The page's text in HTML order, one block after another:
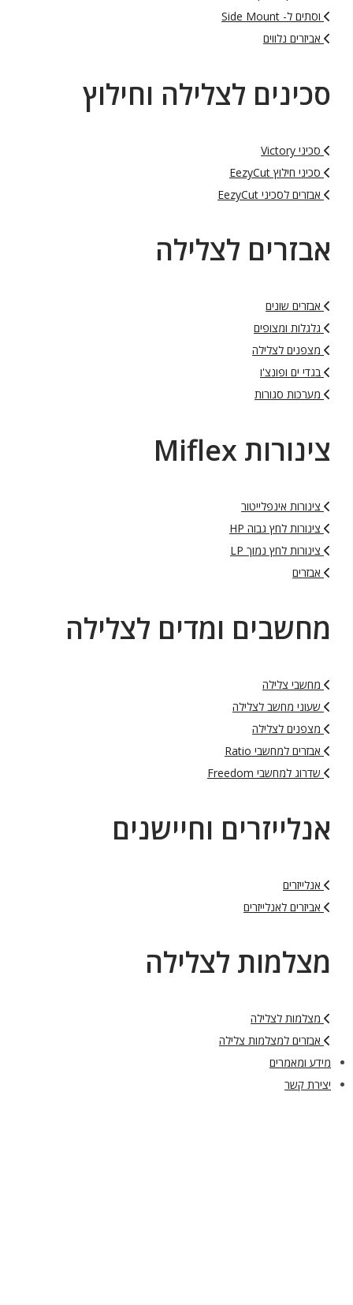
וסתים ל- Side Mount
אביזרים נלווים
סכינים לצלילה וחילוץ
סכיני Victory
סכיני חילוץ EezyCut
אבזרים לסכיני EezyCut
אבזרים לצלילה
אבזרים שונים
גלגלות ומצופים
מצפנים לצלילה
בגדי ים ופונצ'ו
מערכות סגורות
צינורות Miflex
צינורות אינפלייטור
צינורות לחץ גבוה HP
צינורות לחץ נמוך LP
אבזרים
מחשבים ומדים לצלילה
מחשבי צלילה
שעוני מחשב לצלילה
מצפנים לצלילה
אבזרים למחשבי Ratio
שדרוג למחשבי Freedom
אנלייזרים וחיישנים
אנלייזרים
אביזרים לאנלייזרים
מצלמות לצלילה
מצלמות לצלילה
אבזרים למצלמות צלילה
מידע ומאמרים
יצירת קשר